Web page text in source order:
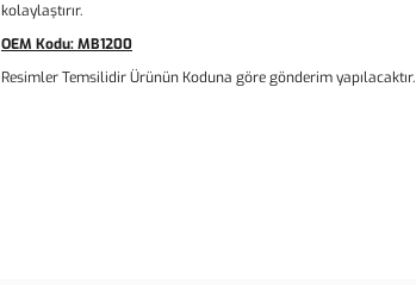
kolaylaştırır.
OEM Kodu:MB1200
Resimler Temsilidir Ürünün Koduna göre gönderim yapılacaktır.